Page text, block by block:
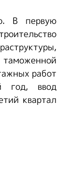
В первую
работ
год, ввод
квартал